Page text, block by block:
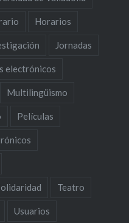
Horarios
Jornadas
electrónicos
Multilingüismo
Películas
Teatro
Usuarios